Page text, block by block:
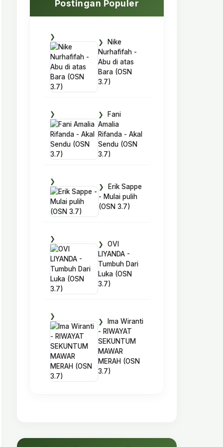
Postingan Populer
Nike
Nurhafifah -
Abu di atas
Bara (OSN
3.7)
Fani
Amalia
Rifanda - Akal
Sendu (OSN
3.7)
Erik Sappe
- Mulai pulih
(OSN 3.7)
OVI
LIYANDA -
Tumbuh Dari
Luka (OSN
3.7)
Ima Wiranti
- RIWAYAT
SEKUNTUM
MAWAR
MERAH (OSN
3.7)